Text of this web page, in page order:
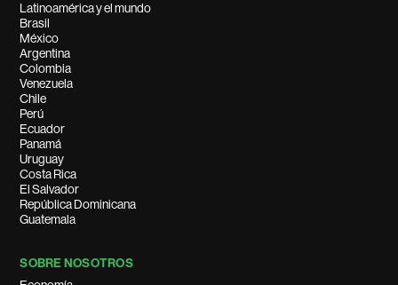
Latinoamérica y el mundo
Brasil
México
Argentina
Colombia
Venezuela
Chile
Perú
Ecuador
Panamá
Uruguay
Costa Rica
El Salvador
República Dominicana
Guatemala
SOBRE NOSOTROS